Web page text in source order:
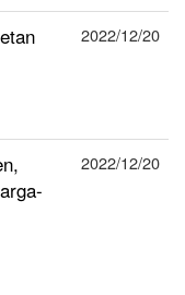
2022/12/20
2022/12/20